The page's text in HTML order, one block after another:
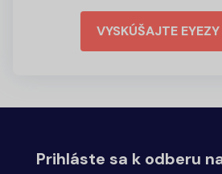
VYSKÚŠAJTE
Prihláste sa k odberu